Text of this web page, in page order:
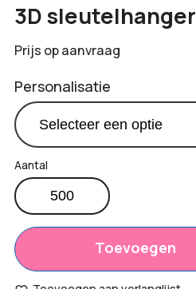
3D sleutelhanger
Prijs op aanvraag
Personalisatie
Totaal
opties:
€0,00
Bestelling
3D
sleutelhanger
aantal
Toevoegen